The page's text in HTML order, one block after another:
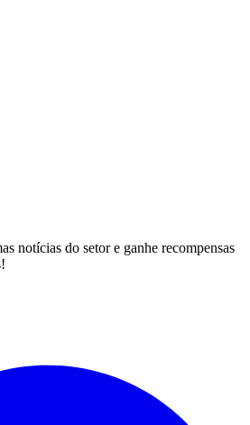
notícias do setor e ganhe recompensas